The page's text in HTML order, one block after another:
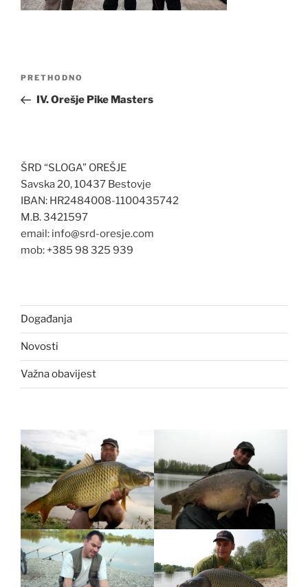
Navigacija
Prethodna
objava
PRETHODNO
IV. Orešje Pike Masters
ŠRD “SLOGA” OREŠJE
Savska 20, 10437 Bestovje
IBAN: HR2484008-1100435742
M.B. 3421597
email: info@srd-oresje.com
mob: +385 98 325 939
Događanja
Novosti
Važna obavijest